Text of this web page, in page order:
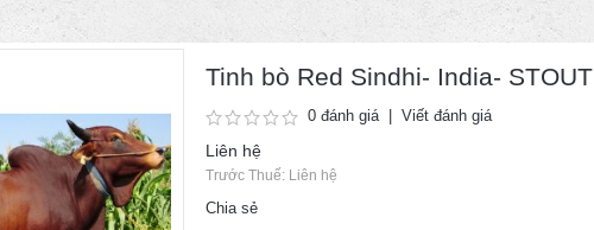
Tinh bò Red Sindhi- India- STOUT
0 đánh giá| Viết đánh giá
Liên hệ
Trước Thuế: Liên hệ
Chia sẻ